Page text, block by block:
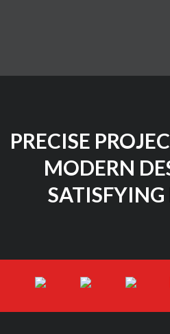
PRECISE
MODERN
SATISFYING